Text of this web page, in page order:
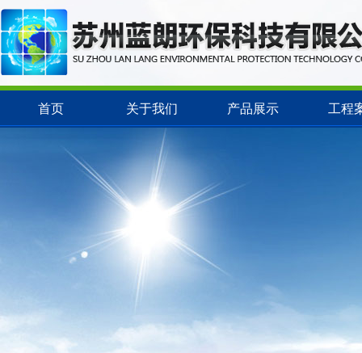
首页 关于我们 产品展示 工程